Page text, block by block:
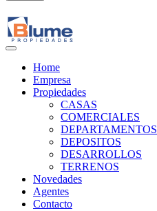
Home
Empresa
Propiedades
CASAS
COMERCIALES
DEPARTAMENTOS
DEPOSITOS
DESARROLLOS
TERRENOS
Novedades
Agentes
Contacto